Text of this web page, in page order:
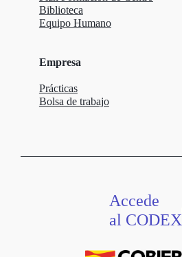
Biblioteca
Equipo Humano
Empresa
Prácticas
Bolsa de trabajo
Accede
al CODEX